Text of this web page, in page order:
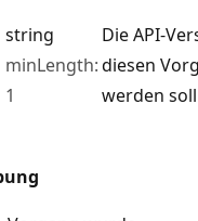
string
minLength:
1
Die API-
diesen
werden